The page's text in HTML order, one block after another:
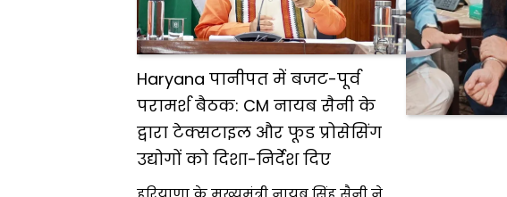
Haryana पानीपत में बजट-पूर्व
परामर्श बैठक: CM नायब सैनी के
द्वारा टेक्सटाइल और फूड प्रोसेसिंग
उद्योगों को दिशा-निर्देश दिए